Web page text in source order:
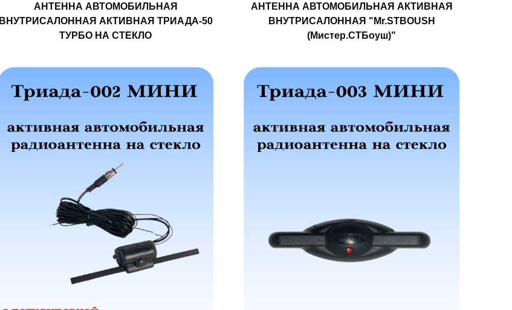
АНТЕННА АВТОМОБИЛЬНАЯ
ВНУТРИСАЛОННАЯ АКТИВНАЯ ТРИАДА-50
ТУРБО НА СТЕКЛО
АНТЕННА АВТОМОБИЛЬНАЯ АКТИВНАЯ
ВНУТРИСАЛОННАЯ "Mr.STBOUSH
(Мистер.СТБоуш)"